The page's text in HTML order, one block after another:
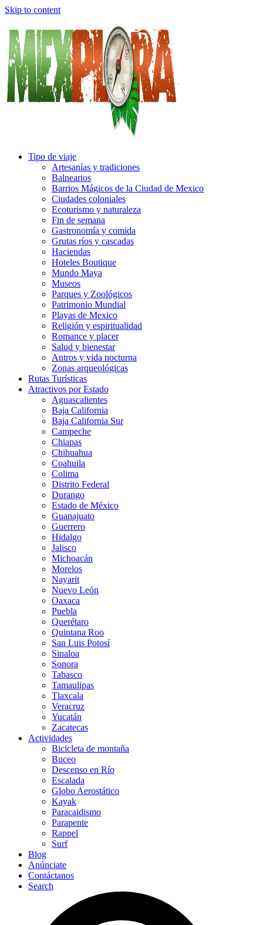
Skip to content
Tipo de viaje
Artesanías y tradiciones
Balnearios
Barrios Mágicos de la Ciudad de Mexico
Ciudades coloniales
Ecoturismo y naturaleza
Fin de semana
Gastronomía y comida
Grutas ríos y cascadas
Haciendas
Hoteles Boutique
Mundo Maya
Museos
Parques y Zoológicos
Patrimonio Mundial
Playas de Mexico
Religión y espiritualidad
Romance y placer
Salud y bienestar
Antros y vida nocturna
Zonas arqueológicas
Rutas Turísticas
Atractivos por Estado
Aguascalientes
Baja California
Baja California Sur
Campeche
Chiapas
Chihuahua
Coahuila
Colima
Distrito Federal
Durango
Estado de México
Guanajuato
Guerrero
Hidalgo
Jalisco
Michoacán
Morelos
Nayarit
Nuevo León
Oaxaca
Puebla
Querétaro
Quintana Roo
San Luis Potosí
Sinaloa
Sonora
Tabasco
Tamaulipas
Tlaxcala
Veracruz
Yucatán
Zacatecas
Actividades
Bicicleta de montaña
Buceo
Descenso en Río
Escalada
Globo Aerostático
Kayak
Paracaidismo
Parapente
Rappel
Surf
Blog
Anúnciate
Contáctanos
Search